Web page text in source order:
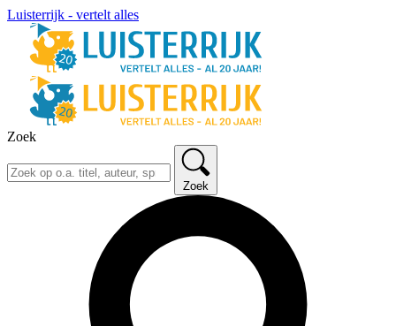
Luisterrijk - vertelt alles
Zoek
Zoek